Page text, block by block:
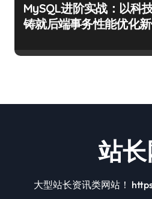
MySQL进阶实战：以科
铸就后端事务性能优化
站长
大型站长资讯类网站！